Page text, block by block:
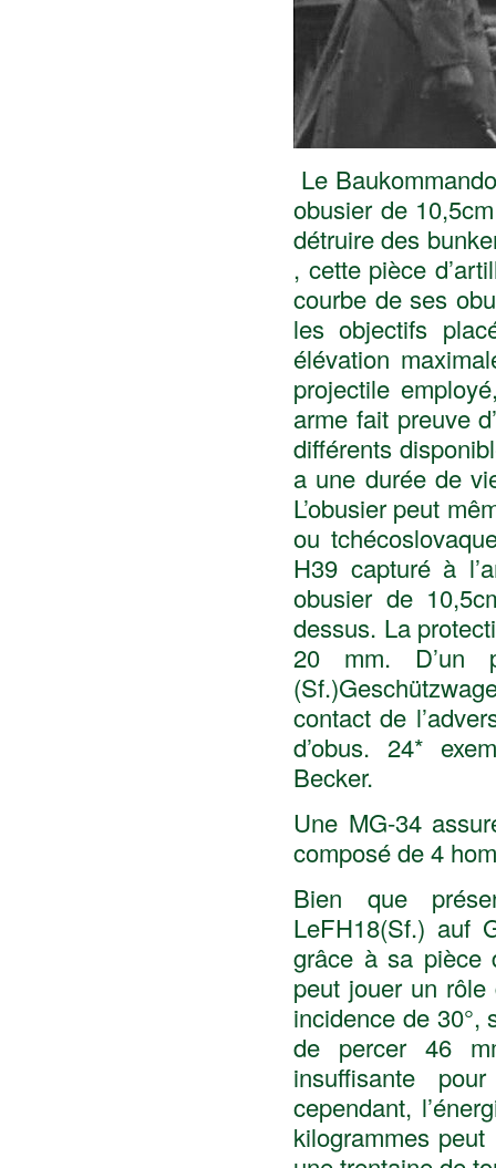
Le
obusier de
détruire des
, cette pièce
courbe de ses
les objectifs
élévation
projectile
arme fait preuve
différents
a une durée de
L’obusier peut
ou
H39 capturé à
obusier de
dessus. La
20 mm. D’un
contact de
d’obus. 24*
Becker.
Une MG-34
composé de 4
Bien que
LeFH18(Sf.) auf
grâce à sa pièce
peut jouer un
incidence de 30°,
de percer 46
insuffisante
cependant,
kilogrammes peut